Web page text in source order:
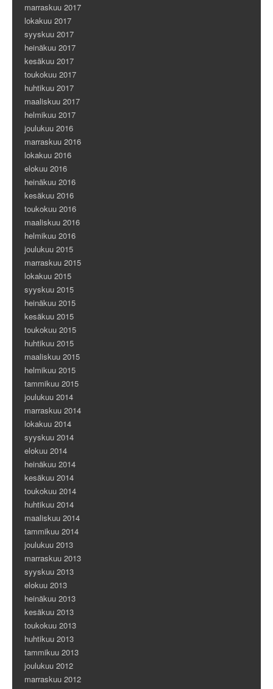
marraskuu 2017
lokakuu 2017
syyskuu 2017
heinäkuu 2017
kesäkuu 2017
toukokuu 2017
huhtikuu 2017
maaliskuu 2017
helmikuu 2017
joulukuu 2016
marraskuu 2016
lokakuu 2016
elokuu 2016
heinäkuu 2016
kesäkuu 2016
toukokuu 2016
maaliskuu 2016
helmikuu 2016
joulukuu 2015
marraskuu 2015
lokakuu 2015
syyskuu 2015
heinäkuu 2015
kesäkuu 2015
toukokuu 2015
huhtikuu 2015
maaliskuu 2015
helmikuu 2015
tammikuu 2015
joulukuu 2014
marraskuu 2014
lokakuu 2014
syyskuu 2014
elokuu 2014
heinäkuu 2014
kesäkuu 2014
toukokuu 2014
huhtikuu 2014
maaliskuu 2014
tammikuu 2014
joulukuu 2013
marraskuu 2013
syyskuu 2013
elokuu 2013
heinäkuu 2013
kesäkuu 2013
toukokuu 2013
huhtikuu 2013
tammikuu 2013
joulukuu 2012
marraskuu 2012